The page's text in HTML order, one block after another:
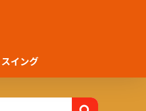
イング